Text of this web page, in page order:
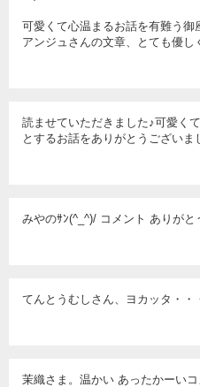
可愛くて心温まるお話を有難う御
アンジュさんの文章、とても優し
読ませていただきました♪可愛く
とするお話をありがとうございま
みやのｻﾝ(^_^)/ コメント ありがと
てんとうむしさん、ヨカッタ・
茉織さま。温かい あったかーい